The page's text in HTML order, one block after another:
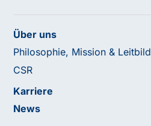
Über uns
Philosophie, Mission & Leitbild
CSR
Karriere
News